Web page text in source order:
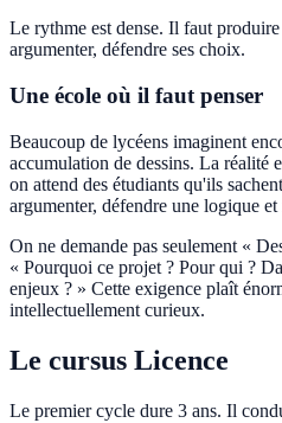
Le rythme est dense. Il faut
argumenter, défendre ses choix.
Une école où il faut penser
Beaucoup de lycéens imaginent
accumulation de dessins. La réalité
on attend des étudiants qu'ils
argumenter, défendre une logique
On ne demande pas seulement «
« Pourquoi ce projet ? Pour qui ?
enjeux ? » Cette exigence plaît
intellectuellement curieux.
Le cursus Licence
Le premier cycle dure 3 ans. Il